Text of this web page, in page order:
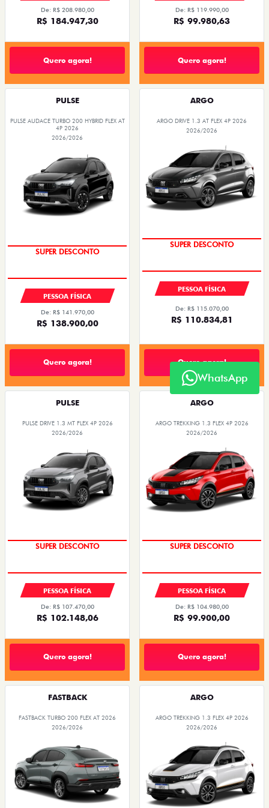
De: R$ 208.980,00
R$ 184.947,30
Quero agora!
De: R$ 119.990,00
R$ 99.980,63
Quero agora!
PULSE
PULSE AUDACE TURBO 200 HYBRID FLEX AT
4P 2026
2026/2026
SUPER DESCONTO
PESSOA FÍSICA
De: R$ 141.970,00
R$ 138.900,00
Quero agora!
ARGO
ARGO DRIVE 1.3 AT FLEX 4P 2026
2026/2026
SUPER DESCONTO
PESSOA FÍSICA
De: R$ 115.070,00
R$ 110.834,81
Quero agora!
PULSE
PULSE DRIVE 1.3 MT FLEX 4P 2026
2026/2026
SUPER DESCONTO
PESSOA FÍSICA
De: R$ 107.470,00
R$ 102.148,06
Quero agora!
ARGO
ARGO TREKKING 1.3 FLEX 4P 2026
2026/2026
SUPER DESCONTO
PESSOA FÍSICA
De: R$ 104.980,00
R$ 99.900,00
Quero agora!
FASTBACK
FASTBACK TURBO 200 FLEX AT 2026
2026/2026
ARGO
ARGO TREKKING 1.3 FLEX 4P 2026
2026/2026
WhatsApp